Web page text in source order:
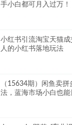
手小白都可月入过万！
小红书引流淘宝天猫
人的小红书落地玩法
（15634期）闲鱼卖
法，蓝海市场小白也